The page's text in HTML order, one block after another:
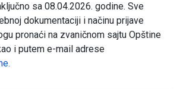
sa 08.04.2026. godine. Sve
dokumentaciji i načinu prijave
pronaći na zvaničnom sajtu Opštine
i putem e-mail adrese
.